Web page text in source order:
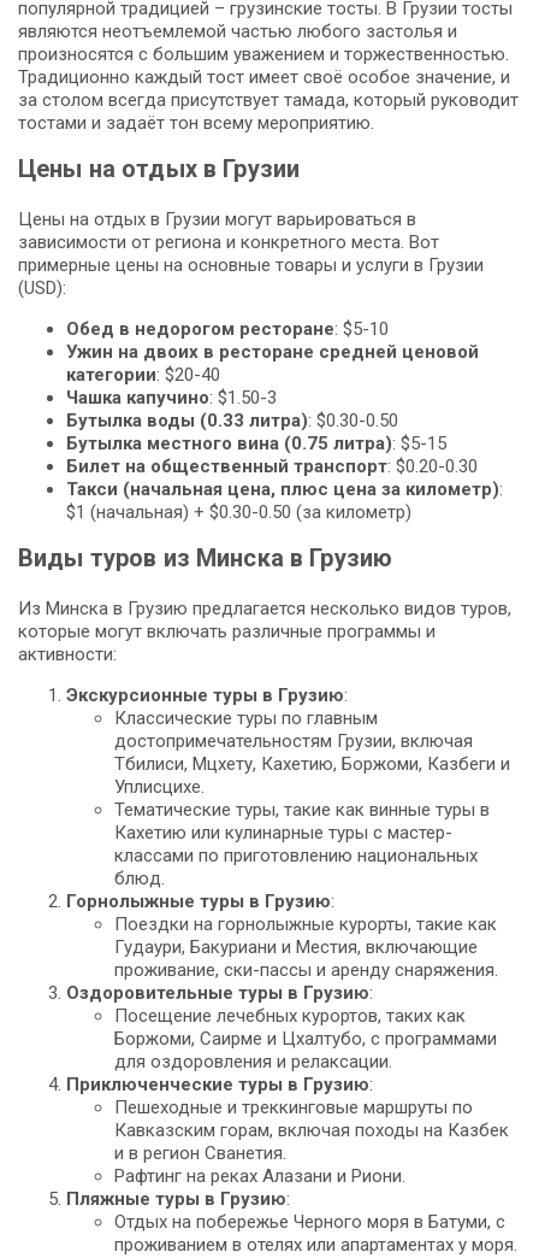
популярной традицией – грузинские тосты. В Грузии тосты
являются неотъемлемой частью любого застолья и
произносятся с большим уважением и торжественностью.
Традиционно каждый тост имеет своё особое значение, и
за столом всегда присутствует тамада, который руководит
тостами и задаёт тон всему мероприятию.
Цены на отдых в Грузии
Цены на отдых в Грузии могут варьироваться в
зависимости от региона и конкретного места. Вот
примерные цены на основные товары и услуги в Грузии
(USD):
Обед в недорогом ресторане: $5-10
Ужин на двоих в ресторане средней ценовой
категории: $20-40
Чашка капучино: $1.50-3
Бутылка воды (0.33 литра): $0.30-0.50
Бутылка местного вина (0.75 литра): $5-15
Билет на общественный транспорт: $0.20-0.30
Такси (начальная цена, плюс цена за километр):
$1 (начальная) + $0.30-0.50 (за километр)
Виды туров из Минска в Грузию
Из Минска в Грузию предлагается несколько видов туров,
которые могут включать различные программы и
активности:
Экскурсионные туры в Грузию:
Классические туры по главным
достопримечательностям Грузии, включая
Тбилиси, Мцхету, Кахетию, Боржоми, Казбеги и
Уплисцихе.
Тематические туры, такие как винные туры в
Кахетию или кулинарные туры с мастер-
классами по приготовлению национальных
блюд.
Горнолыжные туры в Грузию:
Поездки на горнолыжные курорты, такие как
Гудаури, Бакуриани и Местия, включающие
проживание, ски-пассы и аренду снаряжения.
Оздоровительные туры в Грузию:
Посещение лечебных курортов, таких как
Боржоми, Саирме и Цхалтубо, с программами
для оздоровления и релаксации.
Приключенческие туры в Грузию:
Пешеходные и треккинговые маршруты по
Кавказским горам, включая походы на Казбек
и в регион Сванетия.
Рафтинг на реках Алазани и Риони.
Пляжные туры в Грузию:
Отдых на побережье Черного моря в Батуми, с
проживанием в отелях или апартаментах у моря.